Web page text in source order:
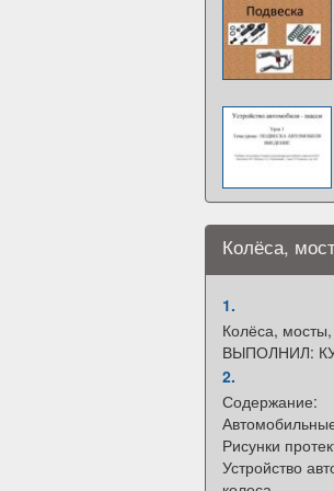
Колёса,
1.
Колёса,
ВЫПОЛНИЛ:
2.
Содержание:
Рисунки
Устройство